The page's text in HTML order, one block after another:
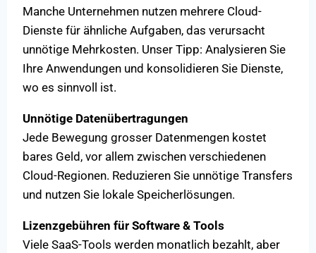
Manche Unternehmen nutzen mehrere Cloud-
Dienste für ähnliche Aufgaben, das verursacht
unnötige Mehrkosten. Unser Tipp: Analysieren Sie
Ihre Anwendungen und konsolidieren Sie Dienste,
wo es sinnvoll ist.
Unnötige Datenübertragungen
Jede Bewegung grosser Datenmengen kostet
bares Geld, vor allem zwischen verschiedenen
Cloud-Regionen. Reduzieren Sie unnötige Transfers
und nutzen Sie lokale Speicherlösungen.
Lizenzgebühren für Software & Tools
Viele SaaS-Tools werden monatlich bezahlt, aber